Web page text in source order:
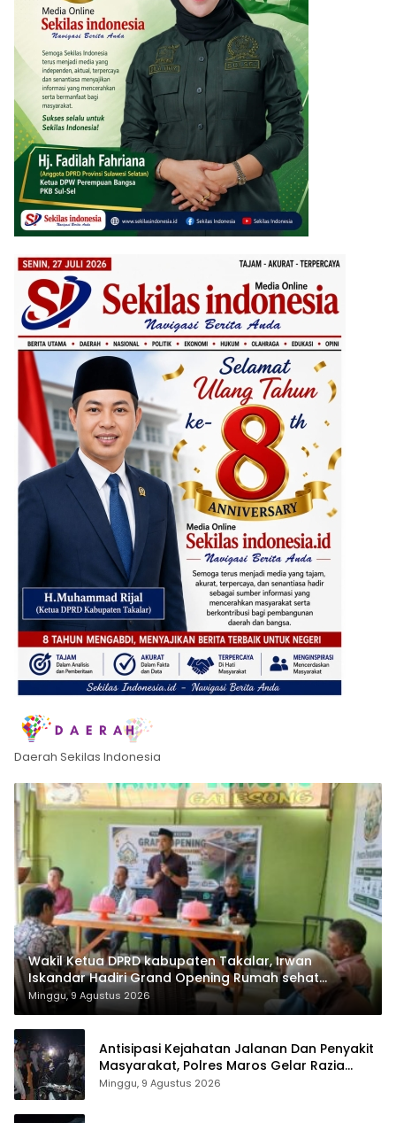
Daerah Sekilas Indonesia
Wakil Ketua DPRD kabupaten Takalar, Irwan
Iskandar Hadiri Grand Opening Rumah sehat
Pertama di Takalar, Melayani Terapis Gratis untuk
Pasien Dhuafa dan umum.
Minggu, 9 Agustus 2026
Antisipasi Kejahatan Jalanan Dan Penyakit
Masyarakat, Polres Maros Gelar Razia
Operasi Cipta Kondusif
Minggu, 9 Agustus 2026